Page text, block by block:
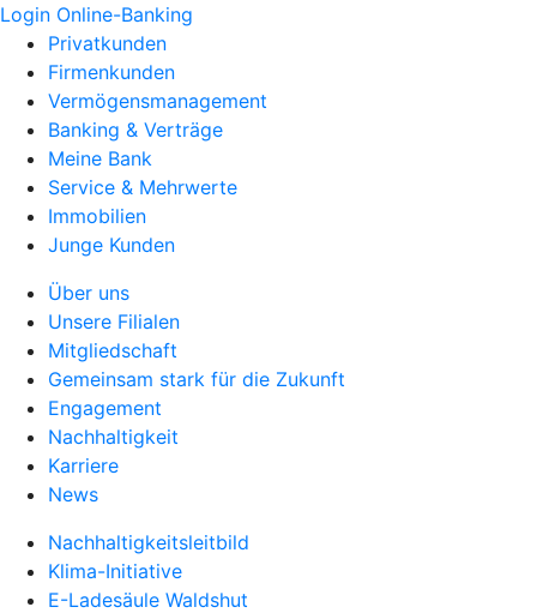
Login Online-Banking
Privatkunden
Firmenkunden
Vermögensmanagement
Banking & Verträge
Meine Bank
Service & Mehrwerte
Immobilien
Junge Kunden
Über uns
Unsere Filialen
Mitgliedschaft
Gemeinsam stark für die Zukunft
Engagement
Nachhaltigkeit
Karriere
News
Nachhaltigkeitsleitbild
Klima-Initiative
E-Ladesäule Waldshut